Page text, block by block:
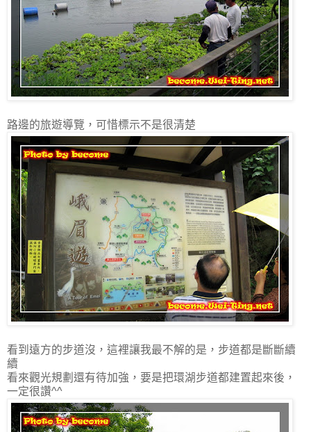
路邊的旅遊導覽，可惜標示不是很清楚
看到遠方的步道沒，這裡讓我最不解的是，步道都是斷斷續
續
看來觀光規劃還有待加強，要是把環湖步道都建置起來後，
一定很讚^^